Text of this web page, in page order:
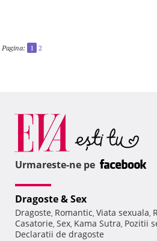
Pagina: 1 2
Urmareste-ne pe
Dragoste & Sex
Dragoste, Romantic, Viata sexuala,
Casatorie, Sex, Kama Sutra, Pozitii
Declaratii de dragoste